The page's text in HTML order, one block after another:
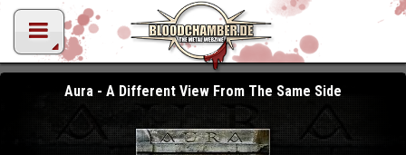
Aura - A Different View From The Same Side